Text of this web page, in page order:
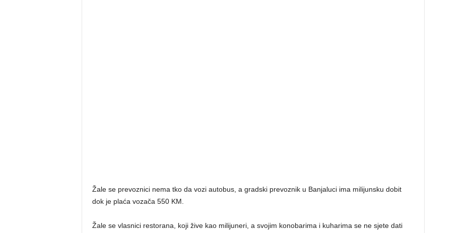
Žale se prevoznici nema tko da vozi autobus, a gradski prevoznik u Banjaluci ima milijunsku dobit
dok je plaća vozača 550 KM.
Žale se vlasnici restorana, koji žive kao milijuneri, a svojim konobarima i kuharima se ne sjete dati